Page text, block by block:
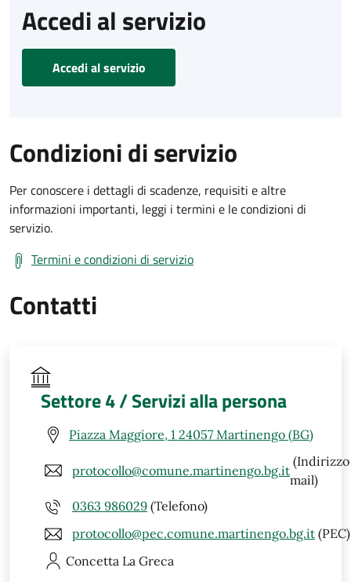
Accedi al servizio
Accedi al servizio
Condizioni di servizio
Per conoscere i dettagli di scadenze, requisiti e altre
informazioni importanti, leggi i termini e le condizioni di
servizio.
Termini e condizioni di servizio
Contatti
Settore 4 / Servizi alla persona
Piazza Maggiore, 1 24057 Martinengo (BG)
protocollo@comune.martinengo.bg.it
(Indirizzo
mail)
0363 986029 (Telefono)
protocollo@pec.comune.martinengo.bg.it (PEC)
Concetta La Greca